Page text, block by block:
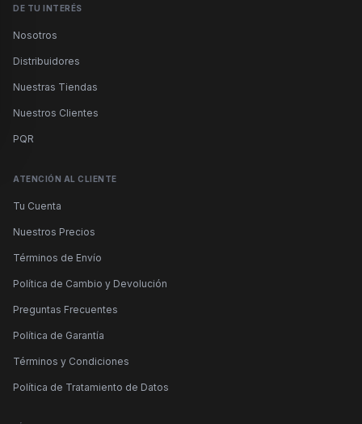
DE TU INTERÉS
Nosotros
Distribuidores
Nuestras Tiendas
Nuestros Clientes
PQR
ATENCIÓN AL CLIENTE
Tu Cuenta
Nuestros Precios
Términos de Envío
Política de Cambio y Devolución
Preguntas Frecuentes
Política de Garantía
Términos y Condiciones
Política de Tratamiento de Datos